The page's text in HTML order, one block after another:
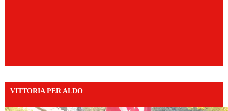
VITTORIA PER ALDO